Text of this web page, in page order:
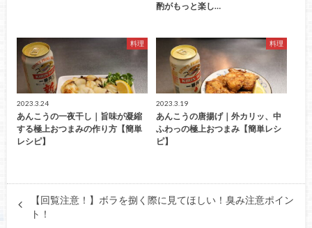
酌がもっと楽し…
料理
2023.3.24
あんこうの一夜干し｜旨味が凝縮
する極上おつまみの作り方【簡単
レシピ】
料理
2023.3.19
あんこうの唐揚げ｜外カリッ、中
ふわっの極上おつまみ【簡単レシ
ピ】
【回覧注意！】ボラを捌く際に見てほしい！臭み注意ポイン
ト！